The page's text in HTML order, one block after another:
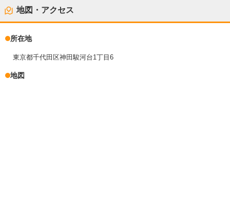
地図・アクセス
所在地
東京都千代田区神田駿河台1丁目6
地図